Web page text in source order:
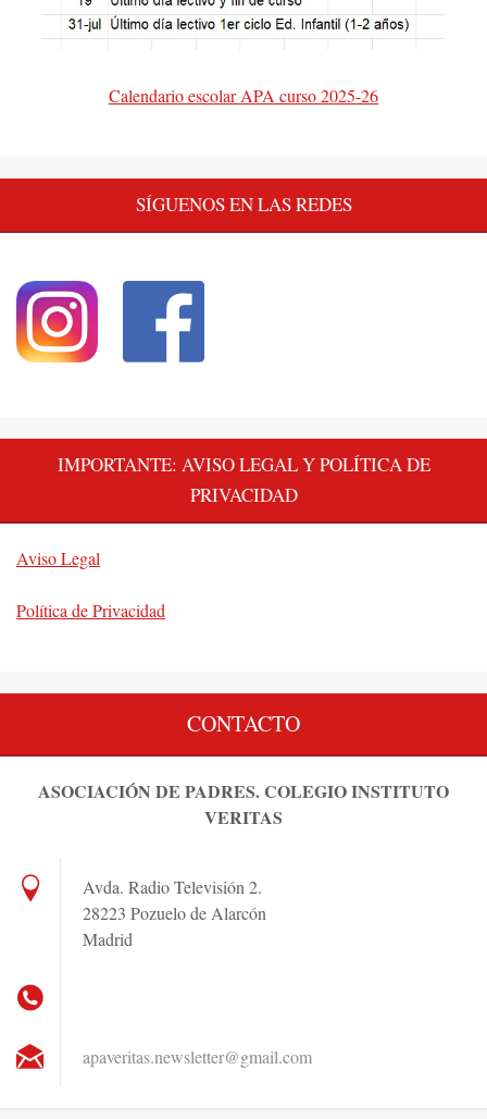
Calendario escolar APA curso 2025-26
SÍGUENOS EN LAS REDES
IMPORTANTE: AVISO LEGAL Y POLÍTICA DE
PRIVACIDAD
Aviso Legal
Política de Privacidad
CONTACTO
ASOCIACIÓN DE PADRES. COLEGIO INSTITUTO
VERITAS
Avda. Radio Televisión 2.
28223 Pozuelo de Alarcón
Madrid
apaveritas.newsletter@gmail.com